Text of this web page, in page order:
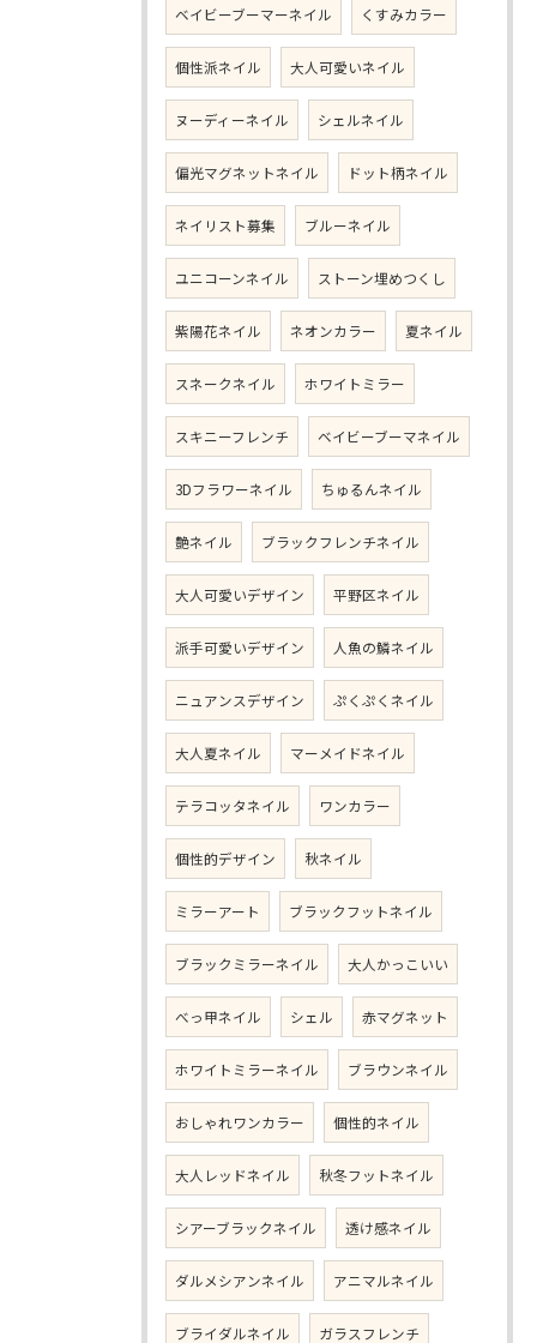
ベイビーブーマーネイル くすみカラー
個性派ネイル 大人可愛いネイル
ヌーディーネイル シェルネイル
偏光マグネットネイル ドット柄ネイル
ネイリスト募集 ブルーネイル
ユニコーンネイル ストーン埋めつくし
紫陽花ネイル ネオンカラー 夏ネイル
スネークネイル ホワイトミラー
スキニーフレンチ ベイビーブーマネイル
3Dフラワーネイル ちゅるんネイル
艶ネイル ブラックフレンチネイル
大人可愛いデザイン 平野区ネイル
派手可愛いデザイン 人魚の鱗ネイル
ニュアンスデザイン ぷくぷくネイル
大人夏ネイル マーメイドネイル
テラコッタネイル ワンカラー
個性的デザイン 秋ネイル
ミラーアート ブラックフットネイル
ブラックミラーネイル 大人かっこいい
べっ甲ネイル シェル 赤マグネット
ホワイトミラーネイル ブラウンネイル
おしゃれワンカラー 個性的ネイル
大人レッドネイル 秋冬フットネイル
シアーブラックネイル 透け感ネイル
ダルメシアンネイル アニマルネイル
ブライダルネイル ガラスフレンチ